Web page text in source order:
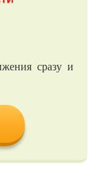
сразу и